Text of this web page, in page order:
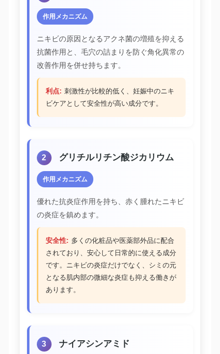
作用メカニズム
ニキビの原因となるアクネ菌の増殖を抑える
抗菌作用と、毛穴の詰まりを防ぐ角化異常の
改善作用を併せ持ちます。
利点: 刺激性が比較的低く、妊娠中のニキ
ビケアとして安全性が高い成分です。
2 グリチルリチン酸ジカリウム
作用メカニズム
優れた抗炎症作用を持ち、赤く腫れたニキビ
の炎症を鎮めます。
安全性: 多くの化粧品や医薬部外品に配合
されており、安心して日常的に使える成分
です。ニキビの炎症だけでなく、シミの元
となる肌内部の微細な炎症も抑える働きが
あります。
3 ナイアシンアミド